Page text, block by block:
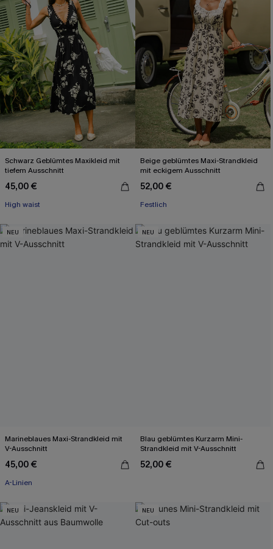
Schwarz Geblümtes Maxikleid mit
tiefem Ausschnitt
45,00 €
High waist
Beige geblümtes Maxi-Strandkleid
mit eckigem Ausschnitt
52,00 €
Festlich
NEU
Marineblaues Maxi-Strandkleid mit
V-Ausschnitt
45,00 €
A-Linien
NEU
Blau geblümtes Kurzarm Mini-
Strandkleid mit V-Ausschnitt
52,00 €
NEU NEU